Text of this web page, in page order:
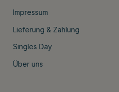
Impressum
Lieferung & Zahlung
Singles Day
Über uns